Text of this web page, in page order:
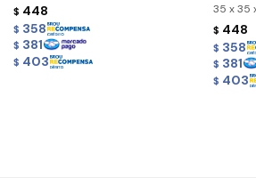
$ 448
$ 358
$ 381
$ 403
35 x 35
$ 448
$ 358
$ 381
$ 403